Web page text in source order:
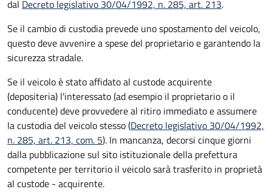
dal Decreto legislativo 30/04/1992, n. 285, art. 213.
Se il cambio di custodia prevede uno spostamento del veicolo,
questo deve avvenire a spese del proprietario e garantendo la
sicurezza stradale.
Se il veicolo è stato affidato al custode acquirente
(depositeria) l'interessato (ad esempio il proprietario o il
conducente) deve provvedere al ritiro immediato e assumere
la custodia del veicolo stesso (Decreto legislativo 30/04/1992,
n. 285, art. 213, com. 5). In mancanza, decorsi cinque giorni
dalla pubblicazione sul sito istituzionale della prefettura
competente per territorio il veicolo sarà trasferito in proprietà
al custode - acquirente.